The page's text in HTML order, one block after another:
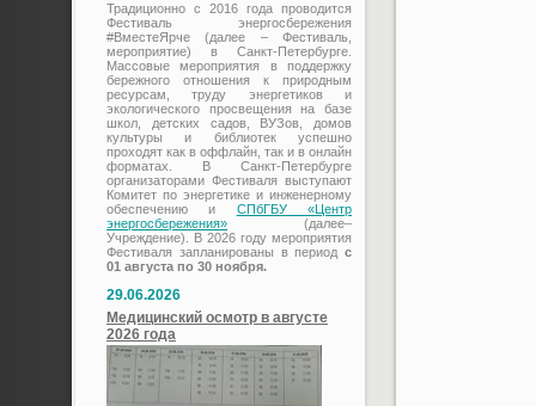
Традиционно с 2016 года проводится
Фестиваль энергосбережения
#ВместеЯрче (далее – Фестиваль,
мероприятие) в Санкт-Петербурге.
Массовые мероприятия в поддержку
бережного отношения к природным
ресурсам, труду энергетиков и
экологического просвещения на базе
школ, детских садов, ВУЗов, домов
культуры и библиотек успешно
проходят как в оффлайн, так и в онлайн
форматах. В Санкт-Петербурге
организаторами Фестиваля выступают
Комитет по энергетике и инженерному
обеспечению и СПбГБУ «Центр
энергосбережения» (далее–
Учреждение). В 2026 году мероприятия
Фестиваля запланированы в период с
01 августа по 30 ноября.
29.06.2026
Медицинский осмотр в августе
2026 года